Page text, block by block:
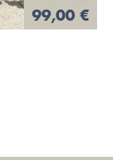
99,00 €